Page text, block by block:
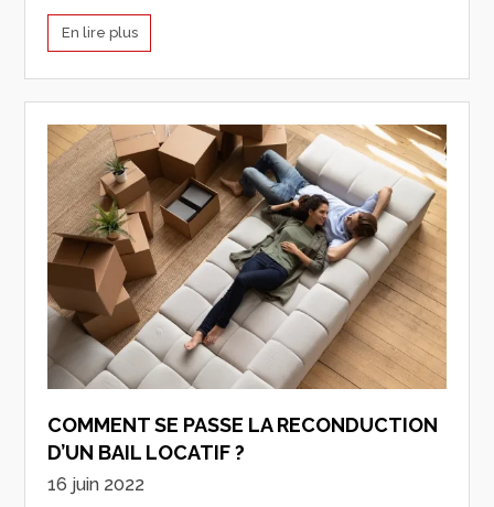
En lire plus
COMMENT SE PASSE LA RECONDUCTION
D’UN BAIL LOCATIF ?
16 juin 2022